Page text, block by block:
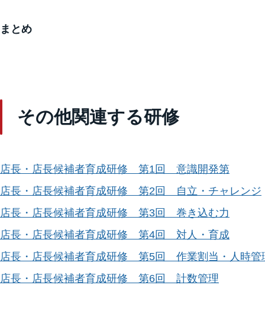
まとめ
その他関連する研修
店長・店長候補者育成研修 第1回 意識開発第
店長・店長候補者育成研修 第2回 自立・チャレンジ
店長・店長候補者育成研修 第3回 巻き込む力
店長・店長候補者育成研修 第4回 対人・育成
店長・店長候補者育成研修 第5回 作業割当・人時管
店長・店長候補者育成研修 第6回 計数管理